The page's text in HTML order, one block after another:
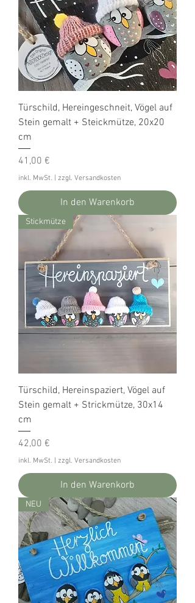
Türschild, Hereingeschneit, Vögel auf
Stein gemalt + Steickmütze, 20x20
cm
Preis
41,00 €
inkl. MwSt. zzgl. Versandkosten
In den Warenkorb
Stickmütze
Türschild, Hereinspaziert, Vögel auf
Stein gemalt + Strickmütze, 30x14
cm
Preis
42,00 €
inkl. MwSt. zzgl. Versandkosten
In den Warenkorb
NEU